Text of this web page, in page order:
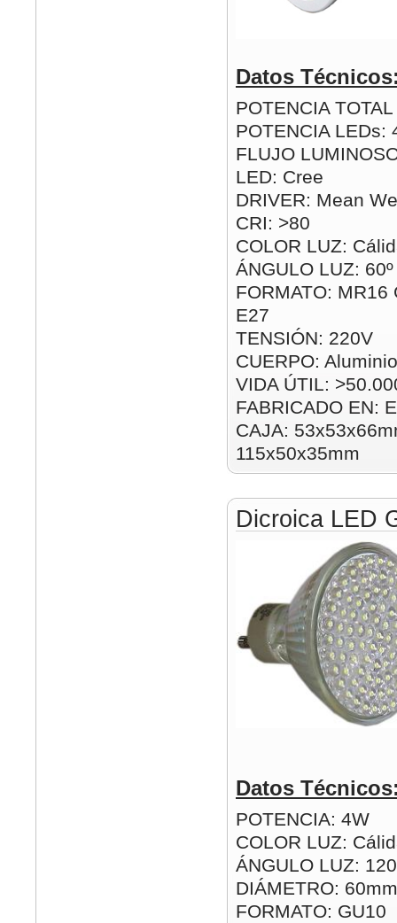
Datos
POTENCIA
POTENCIA LEDs:
FLUJO
LED: Cree
DRIVER: Mean
CRI: >80
COLOR LUZ:
ÁNGULO LUZ: 60º
FORMATO: MR16
E27
TENSIÓN: 220V
CUERPO: Aluminio
VIDA ÚTIL:
FABRICADO EN:
CAJA:
115x50x35mm
Dicroica LED
Datos
POTENCIA: 4W
COLOR LUZ:
ÁNGULO LUZ:
DIÁMETRO: 60mm
FORMATO: GU10